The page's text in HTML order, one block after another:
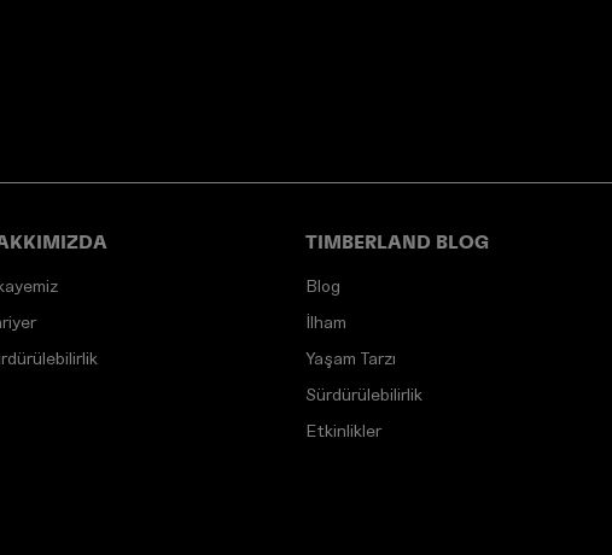
TIMBERLAND BLOG
Blog
İlham
Yaşam Tarzı
Sürdürülebilirlik
Etkinlikler